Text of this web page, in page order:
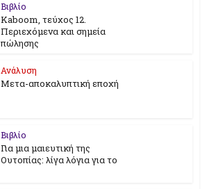
Βιβλίο
Kaboom, τεύχος 12.
Περιεχόμενα και σημεία
πώλησης
Ανάλυση
Μετα-αποκαλυπτική εποχή
Βιβλίο
Για μια μαιευτική της
Ουτοπίας: λίγα λόγια για το